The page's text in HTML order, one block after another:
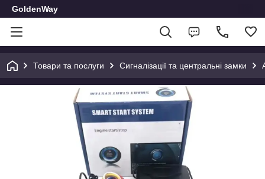
GoldenWay
Товари та послуги Сигналізації та центральні замки